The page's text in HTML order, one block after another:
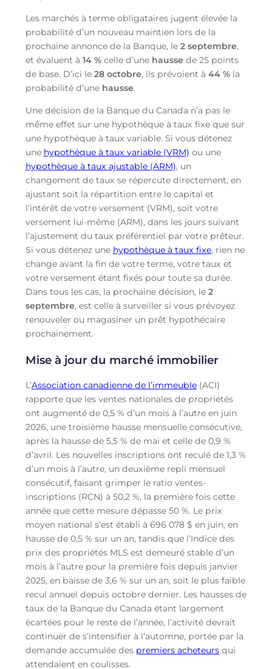
Les marchés à terme obligataires jugent élevée la
probabilité d’un nouveau maintien lors de la
prochaine annonce de la Banque, le 2 septembre,
et évaluent à 14 %celle d’une hausse de 25 points
de base. D’ici le 28 octobre, ils prévoient à 44 %la
probabilité d’une hausse.
Une décision de la Banque du Canada n’a pas le
même effet sur une hypothèque à taux fixe que sur
une hypothèque à taux variable. Si vous détenez
une hypothèque à taux variable (VRM) ou une
hypothèque à taux ajustable (ARM), un
changement de taux se répercute directement, en
ajustant soit la répartition entre le capital et
l’intérêt de votre versement (VRM), soit votre
versement lui-même (ARM), dans les jours suivant
l’ajustement du taux préférentiel par votre prêteur.
Si vous détenez une hypothèque à taux fixe, rien ne
change avant la fin de votre terme, votre taux et
votre versement étant fixés pour toute sa durée.
Dans tous les cas, la prochaine décision, le 2
septembre, est celle à surveiller si vous prévoyez
renouveler ou magasiner un prêt hypothécaire
prochainement.
Mise à jour du marché immobilier
L’Association canadienne de l’immeuble(ACI)
rapporte que les ventes nationales de propriétés
ont augmenté de 0,5 % d’un mois à l’autre en juin
2026, une troisième hausse mensuelle consécutive,
après la hausse de 5,5 % de mai et celle de 0,9 %
d’avril. Les nouvelles inscriptions ont reculé de 1,3 %
d’un mois à l’autre, un deuxième repli mensuel
consécutif, faisant grimper le ratio ventes-
inscriptions (RCN) à 50,2 %, la première fois cette
année que cette mesure dépasse 50 %. Le prix
moyen national s’est établi à 696 078 $ en juin, en
hausse de 0,5 % sur un an, tandis que l’Indice des
prix des propriétés MLS est demeuré stable d’un
mois à l’autre pour la première fois depuis janvier
2025, en baisse de 3,6 % sur un an, soit le plus faible
recul annuel depuis octobre dernier. Les hausses de
taux de la Banque du Canada étant largement
écartées pour le reste de l’année, l’activité devrait
continuer de s’intensifier à l’automne, portée par la
demande accumulée des premiers acheteursqui
attendaient en coulisses.